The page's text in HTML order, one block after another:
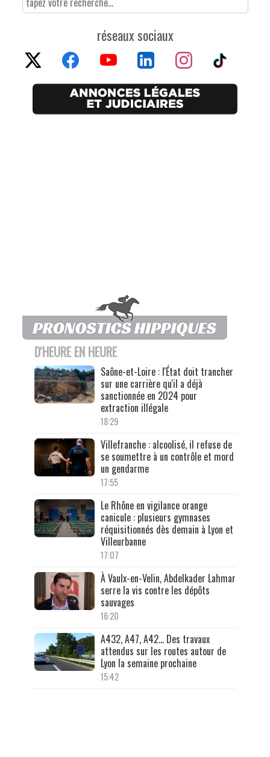
réseaux sociaux
D'HEURE EN HEURE
Saône-et-Loire : l'État doit trancher
sur une carrière qu'il a déjà
sanctionnée en 2024 pour
extraction illégale
18:29
Villefranche : alcoolisé, il refuse de
se soumettre à un contrôle et mord
un gendarme
17:55
Le Rhône en vigilance orange
canicule : plusieurs gymnases
réquisitionnés dès demain à Lyon et
Villeurbanne
17:07
À Vaulx-en-Velin, Abdelkader Lahmar
serre la vis contre les dépôts
sauvages
16:20
A432, A47, A42… Des travaux
attendus sur les routes autour de
Lyon la semaine prochaine
15:42